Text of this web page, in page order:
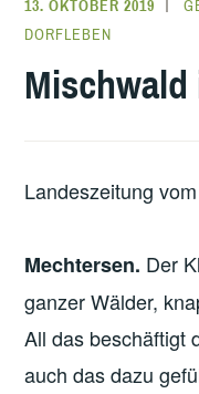
13. OKTOBER 2019
DORFLEBEN
Landeszeitung
Mechtersen. Der
ganzer Wälder,
All das beschäftigt
auch das dazu